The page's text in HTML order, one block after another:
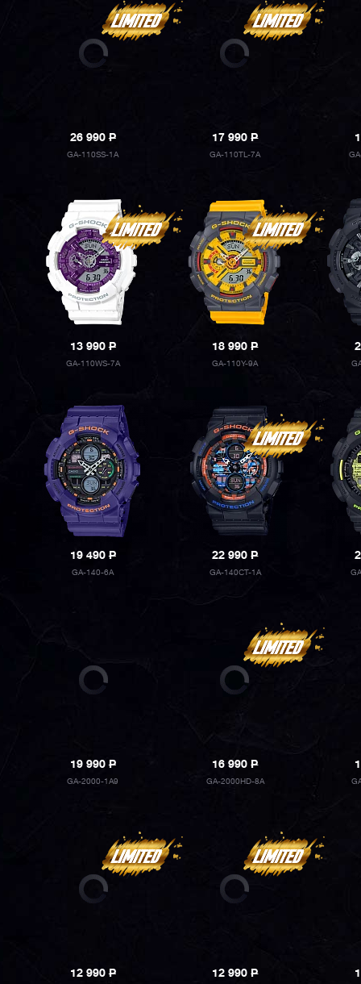
26 990P
GA-110SS-1A
17 990P
GA-110TL-7A
13 990P
GA-110WS-7A
18 990P
GA-110Y-9A
19 490P
GA-140-6A
22 990P
GA-140CT-1A
19 990P
GA-2000-1A9
16 990P
GA-2000HD-8A
12 990P 12 990P